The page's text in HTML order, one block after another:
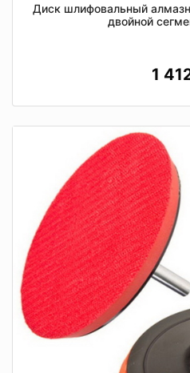
Диск шлифовальный
двойной
1